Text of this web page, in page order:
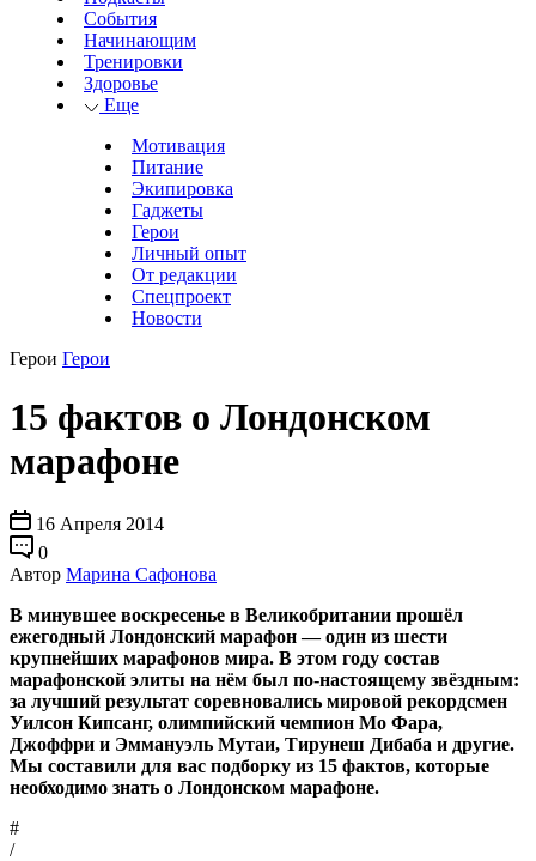
События
Начинающим
Тренировки
Здоровье
Еще
Мотивация
Питание
Экипировка
Гаджеты
Герои
Личный опыт
От редакции
Спецпроект
Новости
Герои Герои
15 фактов о Лондонском
марафоне
16 Апреля 2014
0
Автор Марина Сафонова
В минувшее воскресенье в Великобритании прошёл
ежегодный Лондонский марафон — один из шести
крупнейших марафонов мира. В этом году состав
марафонской элиты на нём был по-настоящему звёздным:
за лучший результат соревновались мировой рекордсмен
Уилсон Кипсанг, олимпийский чемпион Мо Фара,
Джоффри и Эммануэль Мутаи, Тирунеш Дибаба и другие.
Мы составили для вас подборку из 15 фактов, которые
необходимо знать о Лондонском марафоне.
#
/